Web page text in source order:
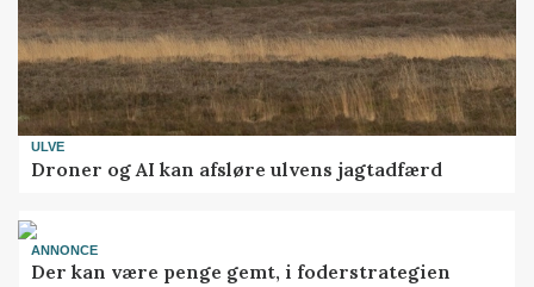
ULVE
Droner og AI kan afsløre ulvens jagtadfærd
ANNONCE
Der kan være penge gemt, i foderstrategien